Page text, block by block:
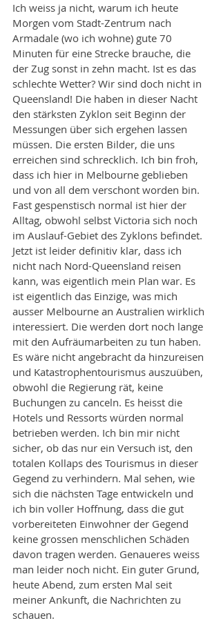
Ich weiss ja nicht, warum ich heute
Morgen vom Stadt-Zentrum nach
Armadale (wo ich wohne) gute 70
Minuten für eine Strecke brauche, die
der Zug sonst in zehn macht. Ist es das
schlechte Wetter? Wir sind doch nicht in
Queensland! Die haben in dieser Nacht
den stärksten Zyklon seit Beginn der
Messungen über sich ergehen lassen
müssen. Die ersten Bilder, die uns
erreichen sind schrecklich. Ich bin froh,
dass ich hier in Melbourne geblieben
und von all dem verschont worden bin.
Fast gespenstisch normal ist hier der
Alltag, obwohl selbst Victoria sich noch
im Auslauf-Gebiet des Zyklons befindet.
Jetzt ist leider definitiv klar, dass ich
nicht nach Nord-Queensland reisen
kann, was eigentlich mein Plan war. Es
ist eigentlich das Einzige, was mich
ausser Melbourne an Australien wirklich
interessiert. Die werden dort noch lange
mit den Aufräumarbeiten zu tun haben.
Es wäre nicht angebracht da hinzureisen
und Katastrophentourismus auszuüben,
obwohl die Regierung rät, keine
Buchungen zu canceln. Es heisst die
Hotels und Ressorts würden normal
betrieben werden. Ich bin mir nicht
sicher, ob das nur ein Versuch ist, den
totalen Kollaps des Tourismus in dieser
Gegend zu verhindern. Mal sehen, wie
sich die nächsten Tage entwickeln und
ich bin voller Hoffnung, dass die gut
vorbereiteten Einwohner der Gegend
keine grossen menschlichen Schäden
davon tragen werden. Genaueres weiss
man leider noch nicht. Ein guter Grund,
heute Abend, zum ersten Mal seit
meiner Ankunft, die Nachrichten zu
schauen.